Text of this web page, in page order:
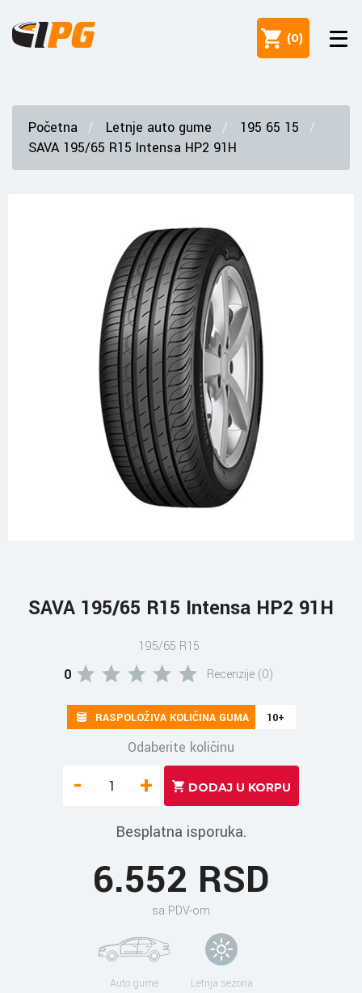
(0)
Početna Letnje auto gume
195 65 15
SAVA 195/65 R15 Intensa HP2 91H
SAVA 195/65 R15 Intensa HP2 91H
195/65 R15
0 Recenzije (0)
RASPOLOŽIVA KOLIČINA GUMA 10+
Odaberite količinu
- +
Besplatna isporuka.
6.552 RSD
sa PDV-om
Auto gume Letnja sezona